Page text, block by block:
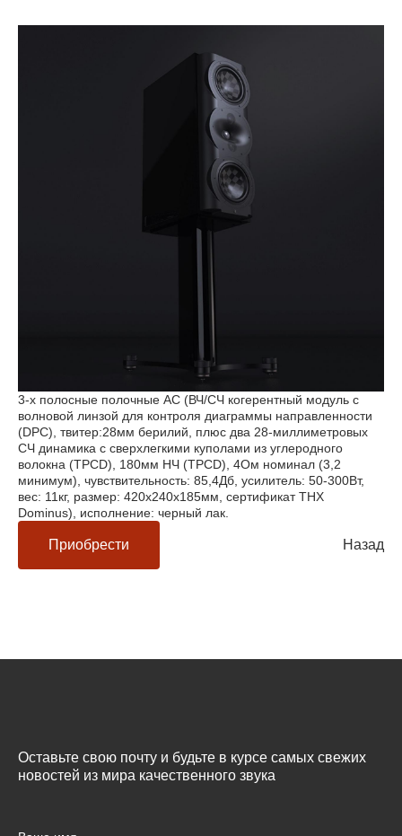
3-х полосные полочные АС (ВЧ/СЧ когерентный модуль с
волновой линзой для контроля диаграммы направленности
(DPC), твитер:28мм берилий, плюс два 28-миллиметровых
СЧ динамика с сверхлегкими куполами из углеродного
волокна (TPCD), 180мм НЧ (TPCD), 4Ом номинал (3,2
минимум), чувствительность: 85,4Дб, усилитель: 50-300Вт,
вес: 11кг, размер: 420х240х185мм, сертификат THX
Dominus), исполнение: черный лак.
Приобрести Назад
Оставьте свою почту и будьте в курсе самых свежих
новостей из мира качественного звука